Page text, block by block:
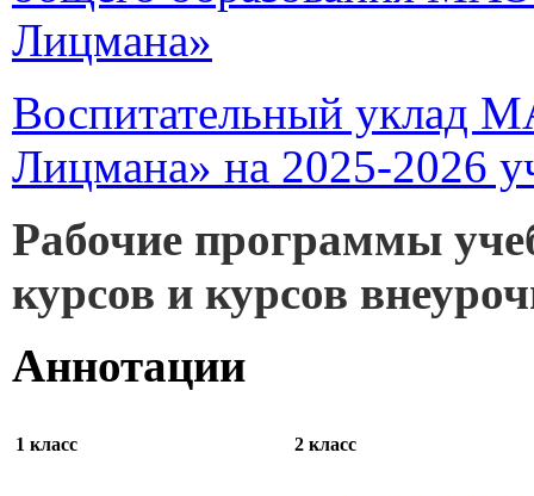
Лицмана»
Воспитательный уклад
Лицмана» на 2025-2026
Рабочие программы
курсов и курсов
Аннотации
1 класс 2 класс